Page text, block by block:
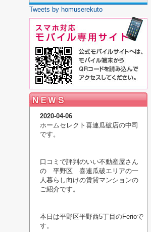
Tweets by homuserekuto
2020-04-06
ホームセレクト喜連瓜破店の中司
です。
口コミで評判のいい不動産屋さん
の 平野区 喜連瓜破エリアの一
人暮らし向けの賃貸マンションの
ご紹介です。
本日は平野区平野西5丁目のFerioで
す。